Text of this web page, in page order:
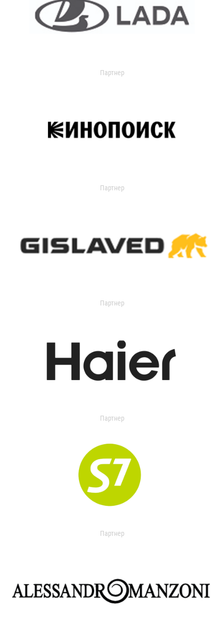
Партнер
Партнер
Партнер
Партнер
Партнер